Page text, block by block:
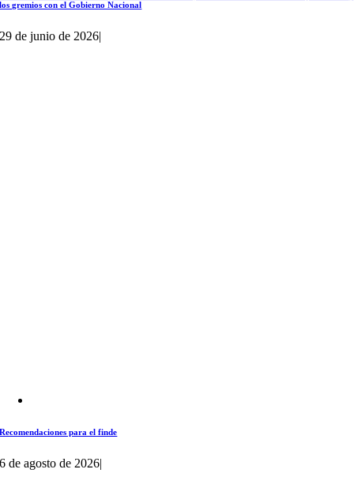
los gremios con el Gobierno Nacional
29 de junio de 2026|
Recomendaciones para el finde
6 de agosto de 2026|